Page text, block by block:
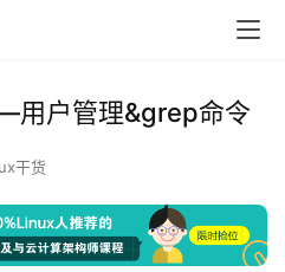
户管理&grep命令
干货